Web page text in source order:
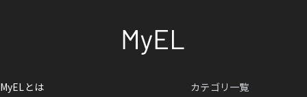
MyELとは
カテゴリ一覧